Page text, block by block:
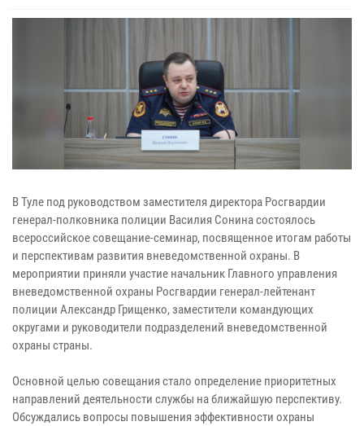
В Туле под руководством заместителя директора Росгвардии
генерал-полковника полиции Василия Сонина состоялось
всероссийское совещание-семинар, посвященное итогам работы
и перспективам развития вневедомственной охраны. В
мероприятии приняли участие начальник Главного управления
вневедомственной охраны Росгвардии генерал-лейтенант
полиции Александр Грищенко, заместители командующих
округами и руководители подразделений вневедомственной
охраны страны.
Основной целью совещания стало определение приоритетных
направлений деятельности службы на ближайшую перспективу.
Обсуждались вопросы повышения эффективности охраны